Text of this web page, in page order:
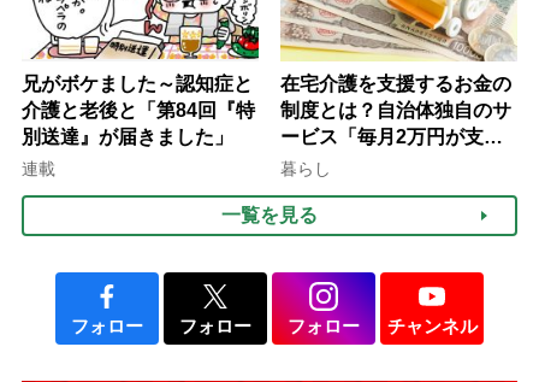
兄がボケました～認知症と
介護と老後と「第84回『特
別送達』が届きました」
連載
在宅介護を支援するお金の
制度とは？自治体独自のサ
ービス「毎月2万円が支給
される」ケースも【FP解
暮らし
一覧を見る
フォロー フォロー フォロー チャンネル